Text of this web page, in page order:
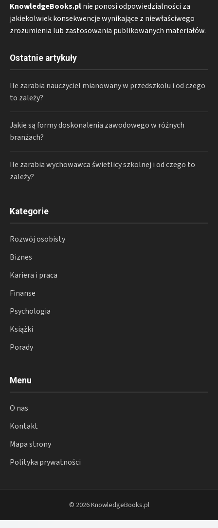
KnowledgeBooks.plnie ponosi odpowiedzialności za
jakiekolwiek konsekwencje wynikające z niewłaściwego
zrozumienia lub zastosowania publikowanych materiałów.
Ostatnie artykuły
Ile zarabia nauczyciel mianowany w przedszkolu i od czego
to zależy?
Jakie są formy doskonalenia zawodowego w różnych
branżach?
Ile zarabia wychowawca świetlicy szkolnej i od czego to
zależy?
Kategorie
Rozwój osobisty
Biznes
Kariera i praca
Finanse
Psychologia
Książki
Porady
Menu
O nas
Kontakt
Mapa strony
Polityka prywatności
© 2026 KnowledgeBooks.pl